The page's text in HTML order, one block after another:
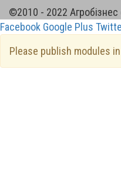
©2010 - 2022 Агробізнес
Facebook Google Plus
Please publish modules in